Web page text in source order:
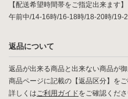
【配送希望時間帯をご指定出来ます】
午前中/14-16時/16-18時/18-20時/19-
返品について
返品が出来る商品と出来ない商品が御
商品ページに記載の【返品区分】をご
詳しくはご利用ガイドをご確認くださ